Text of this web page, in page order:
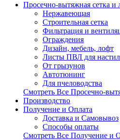
Просечно-вытяжная сетка и
Нержавеющая
Строительная сетка
Фильтрация и
Ограждения
Дизайн, мебель, лофт
Листы ПВЛ для
От грызунов
Автотюнинг
Для пчеловодства
Смотреть Все Просечно-
Производство
Получение и Оплата
Доставка и Самовывоз
Способы оплаты
Смотреть Все Получение и